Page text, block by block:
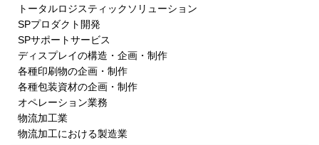
トータルロジスティックソリューション
SPプロダクト開発
SPサポートサービス
ディスプレイの構造・企画・制作
各種印刷物の企画・制作
各種包装資材の企画・制作
オペレーション業務
物流加工業
物流加工における製造業